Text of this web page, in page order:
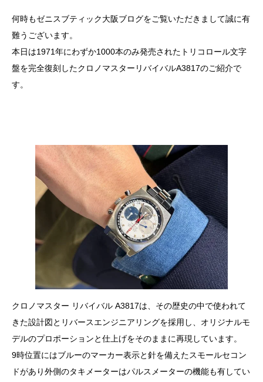
何時もゼニスブティック大阪ブログをご覧いただきまして誠に有
難うございます。
本日は1971年にわずか1000本のみ発売されたトリコロール文字
盤を完全復刻したクロノマスターリバイバルA3817のご紹介で
す。
クロノマスター リバイバル A3817は、その歴史の中で使われて
きた設計図とリバースエンジニアリングを採用し、オリジナルモ
デルのプロポーションと仕上げをそのままに再現しています。
9時位置にはブルーのマーカー表示と針を備えたスモールセコン
ドがあり外側のタキメーターはパルスメーターの機能も有してい